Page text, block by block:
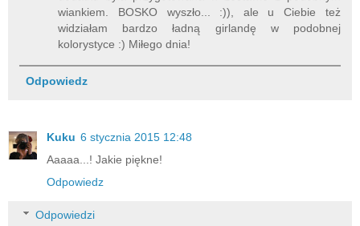
wiankiem. BOSKO wyszło... :)), ale u Ciebie też
widziałam bardzo ładną girlandę w podobnej
kolorystyce :) Miłego dnia!
Odpowiedz
Kuku 6 stycznia 2015 12:48
Aaaaa...! Jakie piękne!
Odpowiedz
Odpowiedzi